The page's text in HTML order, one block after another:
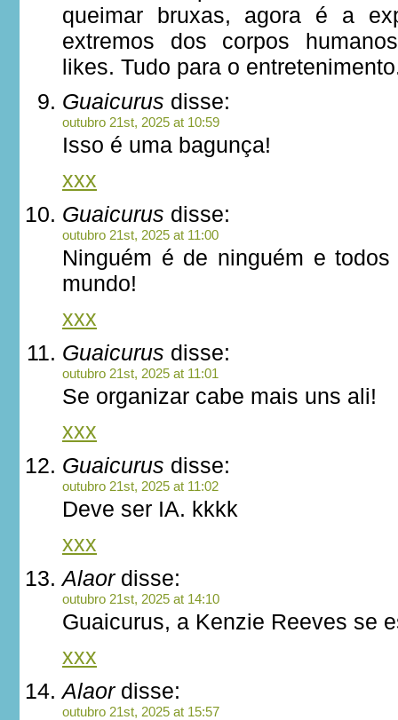
queimar bruxas, agora é a
extremos dos corpos
likes. Tudo para o
Guaicurus disse:
outubro 21st, 2025 at 10:59
Isso é uma bagunça!
xxx
Guaicurus disse:
outubro 21st, 2025 at 11:00
Ninguém é de ninguém e
mundo!
xxx
Guaicurus disse:
outubro 21st, 2025 at 11:01
Se organizar cabe mais uns ali!
xxx
Guaicurus disse:
outubro 21st, 2025 at 11:02
Deve ser IA. kkkk
xxx
Alaordisse:
outubro 21st, 2025 at 14:10
Guaicurus, a Kenzie Reeves se
xxx
Alaordisse:
outubro 21st, 2025 at 15:57